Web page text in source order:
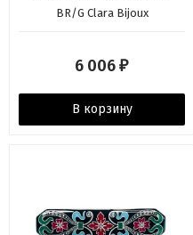
BR/G Clara Bijoux
6 006 ₽
В корзину